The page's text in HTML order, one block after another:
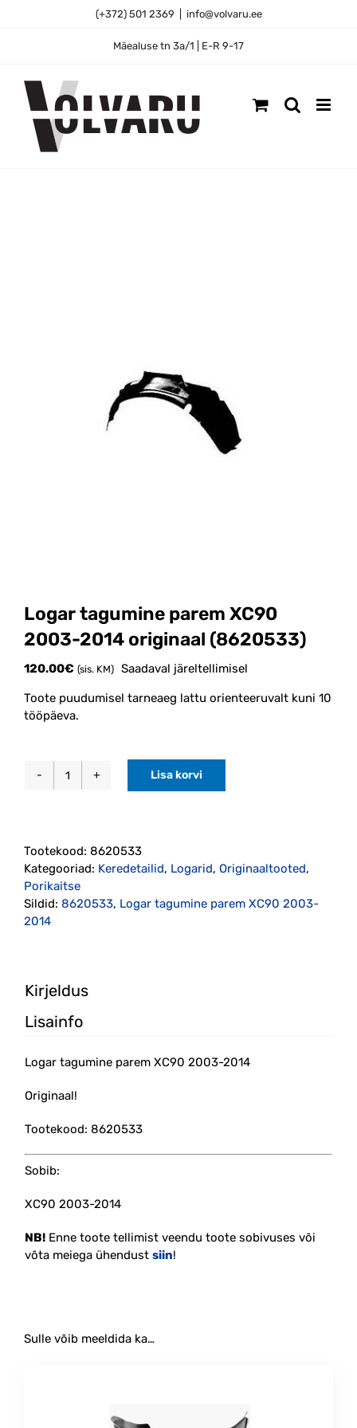
(+372) 501 2369 info@volvaru.ee
Mäealuse tn 3a/1 | E-R 9-17
Logar tagumine parem XC90
2003-2014 originaal (8620533)
120.00€ (sis. KM) Saadaval järeltellimisel
Toote puudumisel tarneaeg lattu orienteeruvalt kuni 10
tööpäeva.
Logar
2003-
2014
originaal
(8620533)
Lisa korvi
Tootekood: 8620533
Kategooriad: Keredetailid, Logarid, Originaaltooted,
Porikaitse
Sildid: 8620533, Logar tagumine parem XC90 2003-
2014
Kirjeldus
Lisainfo
Logar tagumine parem XC90 2003-2014
Originaal!
Tootekood: 8620533
Sobib:
XC90 2003-2014
NB! Enne toote tellimist veendu toote sobivuses või
võta meiega ühendust siin!
Sulle võib meeldida ka…